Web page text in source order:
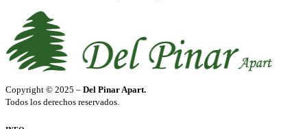
Copyright © 2025 – Del Pinar Apart.
Todos los derechos reservados.